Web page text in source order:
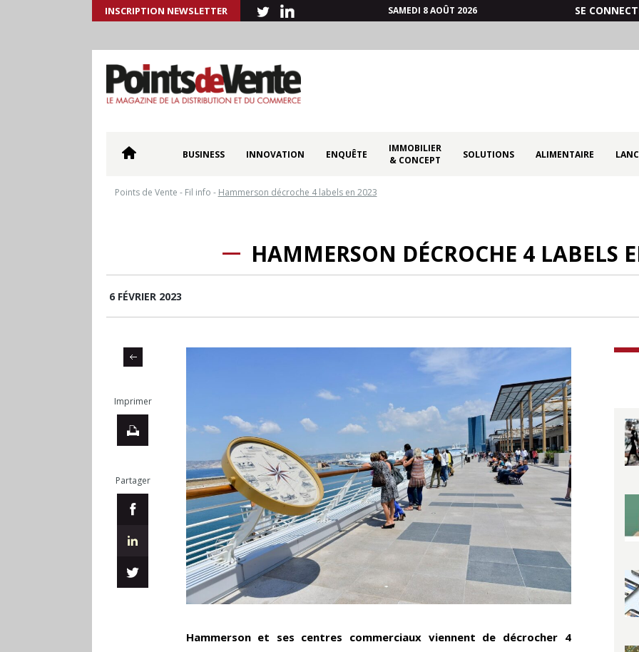
INSCRIPTION NEWSLETTER SAMEDI 8 AOÛT 2026 SE
BUSINESS INNOVATION ENQUÊTE
IMMOBILIER
& CONCEPT
SOLUTIONS ALIMENTAIRE
Points de Vente - Fil info - Hammerson décroche 4 labels en 2023
HAMMERSON DÉCROCHE 4 LABELS
6 FÉVRIER 2023
Imprimer
Partager
Hammerson et ses centres commerciaux viennent de décrocher 4